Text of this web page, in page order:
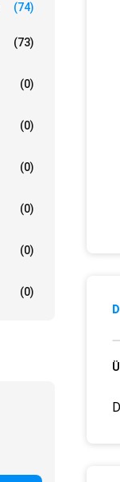
(74)
(73)
(0)
(0)
(0)
(0)
(0)
(0)